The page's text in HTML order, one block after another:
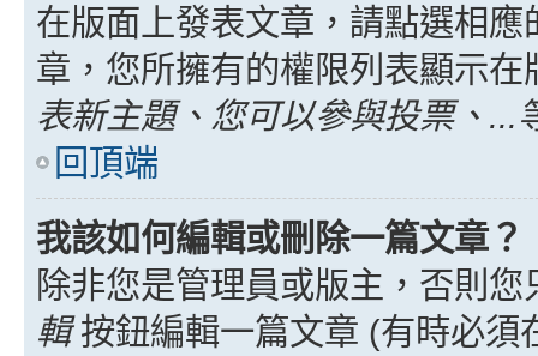
在版面上發表文章，請點選相
章，您所擁有的權限列表顯示
表新主題、您可以參與投票、...
回頂端
我該如何編輯或刪除一篇文章？
除非您是管理員或版主，否則
輯按鈕編輯一篇文章 (有時必須